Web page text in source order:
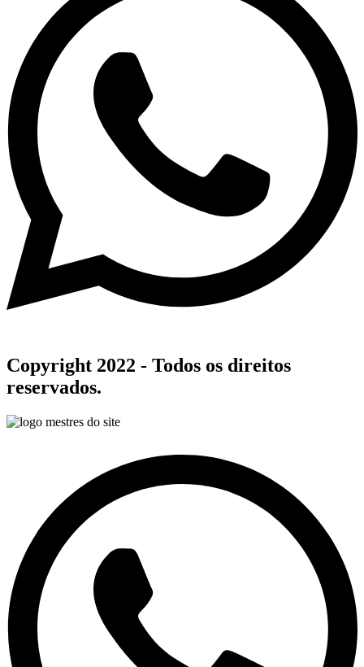
Copyright 2022 - Todos os direitos
reservados.